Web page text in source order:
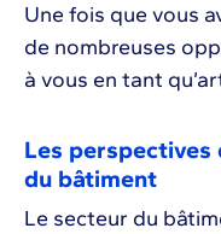
Une fois que vous
de nombreuses
à vous en tant
Les perspectives
du bâtiment
Le secteur du